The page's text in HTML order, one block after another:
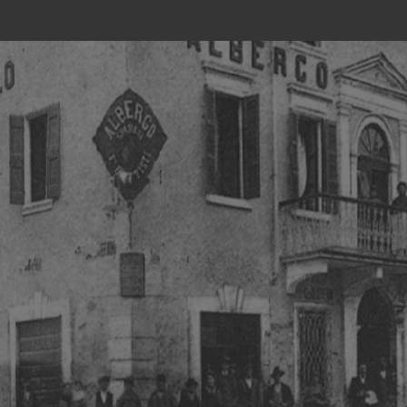
2
2 Giugno 1946
Как купить Cialis
онлайн: Путь к